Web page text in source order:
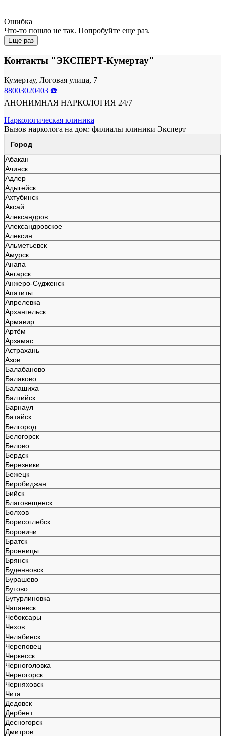
Ошибка
Что-то пошло не так. Попробуйте еще раз.
Еще раз
Контакты "ЭКСПЕРТ-Кумертау"
Кумертау, Логовая улица, 7
88003020403 ☎️
АНОНИМНАЯ НАРКОЛОГИЯ 24/7
Наркологическая клиника
Вызов нарколога на дом: филиалы клиники Эксперт
Город
Абакан
Ачинск
Адлер
Адыгейск
Ахтубинск
Аксай
Александров
Александровское
Алексин
Альметьевск
Амурск
Анапа
Ангарск
Анжеро-Судженск
Апатиты
Апрелевка
Архангельск
Армавир
Артём
Арзамас
Астрахань
Азов
Балабаново
Балаково
Балашиха
Балтийск
Барнаул
Батайск
Белгород
Белогорск
Белово
Бердск
Березники
Бежецк
Биробиджан
Бийск
Благовещенск
Болхов
Борисоглебск
Боровичи
Братск
Бронницы
Брянск
Буденновск
Бурашево
Бутово
Бутурлиновка
Чапаевск
Чебоксары
Чехов
Челябинск
Череповец
Черкесск
Черноголовка
Черногорск
Черняховск
Чита
Дедовск
Дербент
Десногорск
Дмитров